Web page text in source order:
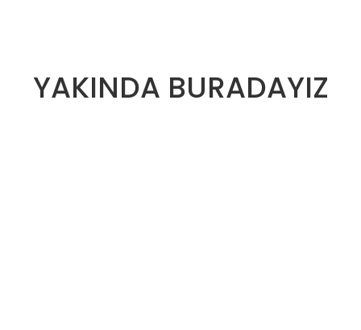
YAKINDA BURADAYIZ